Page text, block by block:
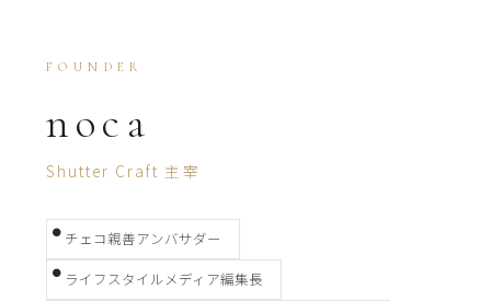
FOUNDER
noca
Shutter Craft 主宰
チェコ親善アンバサダー
ライフスタイルメディア編集長